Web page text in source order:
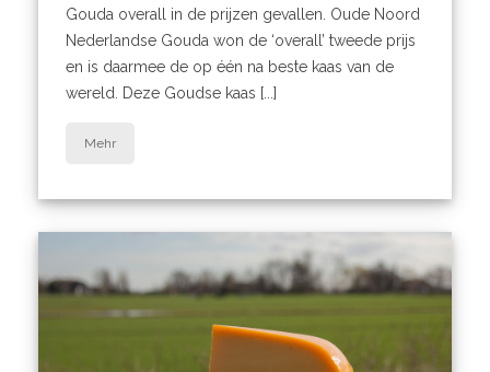
Gouda overall in de prijzen gevallen. Oude Noord
Nederlandse Gouda won de ‘overall’ tweede prijs
en is daarmee de op één na beste kaas van de
wereld. Deze Goudse kaas [...]
Mehr